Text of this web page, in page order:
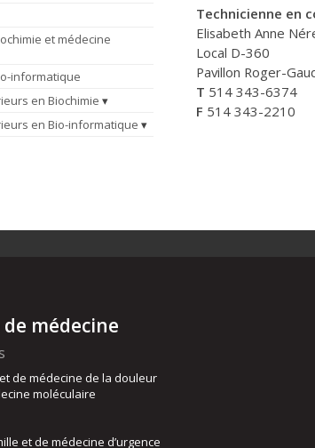
et médecine
informatique
en Biochimie
en Bio-informatique
Technicienne en
Elisabeth Anne
Local D-360
Pavillon Roger-
T 514 343-6374
F 514 343-2210
de médecine
de médecine de la douleur
moléculaire
et de médecine d’urgence